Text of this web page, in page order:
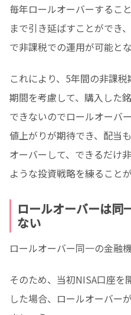
毎年ロールオーバーするこ
まで引き延ばすことができ
で非課税での運用が可能とな
これにより、5年間の非課
期間を考慮して、購入した
できないのでロールオーバ
値上がりが期待でき、配当
オーバーして、できるだけ
ような投資戦略を練ること
ロールオーバーは同
ない
ロールオーバー同一の金融
そのため、当初NISA口座を
した場合、ロールオーバー